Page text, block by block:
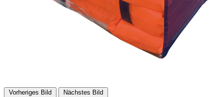
Vorheriges Bild Nächstes Bild